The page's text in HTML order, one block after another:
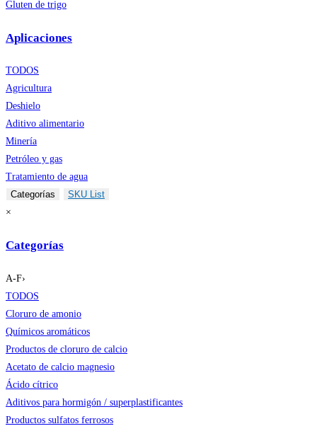
Gluten de trigo
Aplicaciones
TODOS
Agricultura
Deshielo
Aditivo alimentario
Minería
Petróleo y gas
Tratamiento de agua
Categorías
SKU List
×
Categorías
A-F›
TODOS
Cloruro de amonio
Químicos aromáticos
Productos de cloruro de calcio
Acetato de calcio magnesio
Ácido cítrico
Aditivos para hormigón / superplastificantes
Productos sulfatos ferrosos